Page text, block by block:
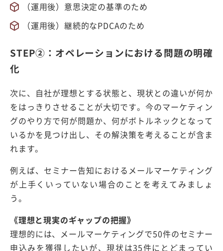
（運用後）意思決定の基準のため
（運用後）継続的なPDCAのため
STEP②：オペレーションにおける問題の明確
化
次に、自社が理想とする状態と、現状との違いが何か
をはっきりさせることが大切です。今のマーケティン
グのやり方で何が問題か、何がボトルネックとなって
いるかを見つけ出し、その解決策を考えることが含ま
れます。
例えば、セミナー告知におけるメールマーケティング
が上手くいっていない場合のことを考えてみましょ
う。
《理想と現実のギャップの把握》
理想的には、メールマーケティングで50件のセミナー
申込みを獲得したいが、現状は35件にとどまってい